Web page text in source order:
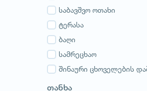
საბავშვო ოთახი
ტერასა
ბაღი
სამრეცხაო
შინაური ცხოველების
თანხა